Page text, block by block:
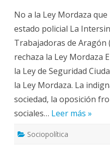
Ley
Mordaza
No a la Ley Mordaza
estado policial La
Trabajadoras de Aragón
rechaza la Ley Mordaza
la Ley de Seguridad
la Ley Mordaza. La
sociedad, la oposición
sociales… Leer más »
Sociopolítica